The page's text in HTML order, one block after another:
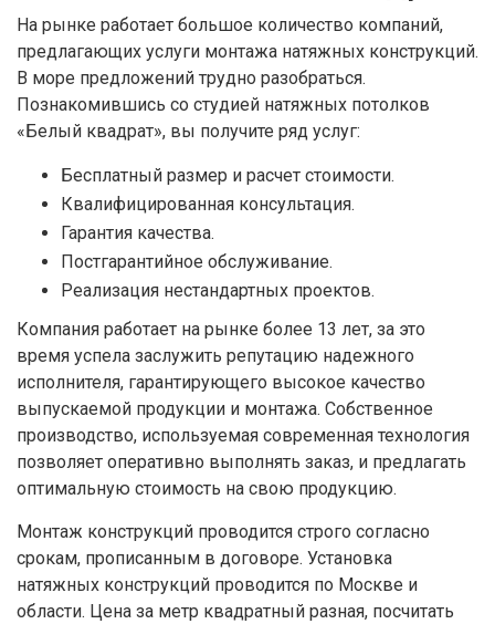
На рынке работает большое количество компаний,
предлагающих услуги монтажа натяжных конструкций.
В море предложений трудно разобраться.
Познакомившись со студией натяжных потолков
«Белый квадрат», вы получите ряд услуг:
Бесплатный размер и расчет стоимости.
Квалифицированная консультация.
Гарантия качества.
Постгарантийное обслуживание.
Реализация нестандартных проектов.
Компания работает на рынке более 13 лет, за это
время успела заслужить репутацию надежного
исполнителя, гарантирующего высокое качество
выпускаемой продукции и монтажа. Собственное
производство, используемая современная технология
позволяет оперативно выполнять заказ, и предлагать
оптимальную стоимость на свою продукцию.
Монтаж конструкций проводится строго согласно
срокам, прописанным в договоре. Установка
натяжных конструкций проводится по Москве и
области. Цена за метр квадратный разная, посчитать